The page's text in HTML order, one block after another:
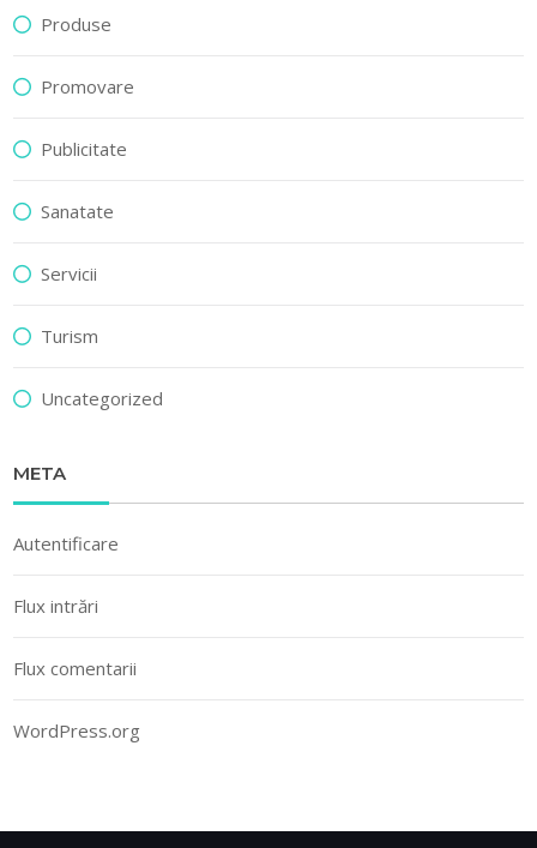
Produse
Promovare
Publicitate
Sanatate
Servicii
Turism
Uncategorized
META
Autentificare
Flux intrări
Flux comentarii
WordPress.org